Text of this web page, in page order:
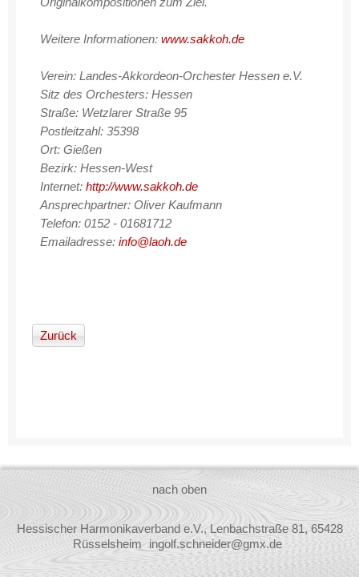
Weitere Informationen: www.sakkoh.de
Verein: Landes-Akkordeon-Orchester Hessen e.V.
Sitz des Orchesters: Hessen
Straße: Wetzlarer Straße 95
Postleitzahl: 35398
Ort: Gießen
Bezirk: Hessen-West
Internet: http://www.sakkoh.de
Ansprechpartner: Oliver Kaufmann
Telefon: 0152 ‐ 01681712
Emailadresse: info@laoh.de
Zurück
nach oben
Hessischer Harmonikaverband e.V., Lenbachstraße 81, 65428
Rüsselsheim
ingolf.schneider@gmx.de